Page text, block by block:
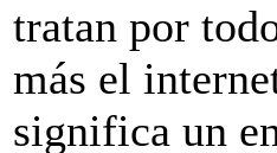
tratan por
más el
significa un